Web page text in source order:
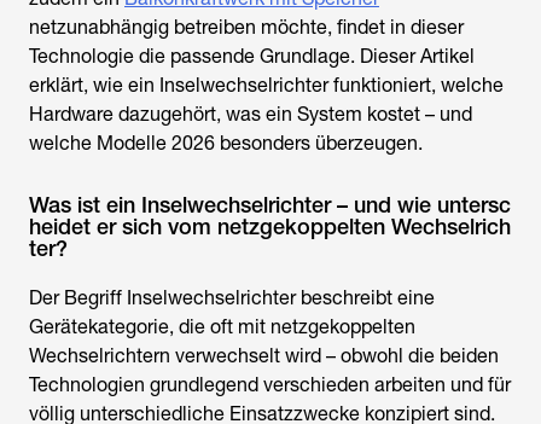
netzunabhängig betreiben möchte, findet in dieser
Technologie die passende Grundlage. Dieser Artikel
erklärt, wie ein Inselwechselrichterfunktioniert, welche
Hardware dazugehört, was ein System kostet – und
welche Modelle 2026 besonders überzeugen.
Was ist ein Inselwechselrichter – und wie untersc
heidet er sich vom netzgekoppelten Wechselrich
ter?
Der Begriff Inselwechselrichter beschreibt eine
Gerätekategorie, die oft mit netzgekoppelten
Wechselrichtern verwechselt wird – obwohl die beiden
Technologien grundlegend verschieden arbeiten und für
völlig unterschiedliche Einsatzzwecke konzipiert sind.